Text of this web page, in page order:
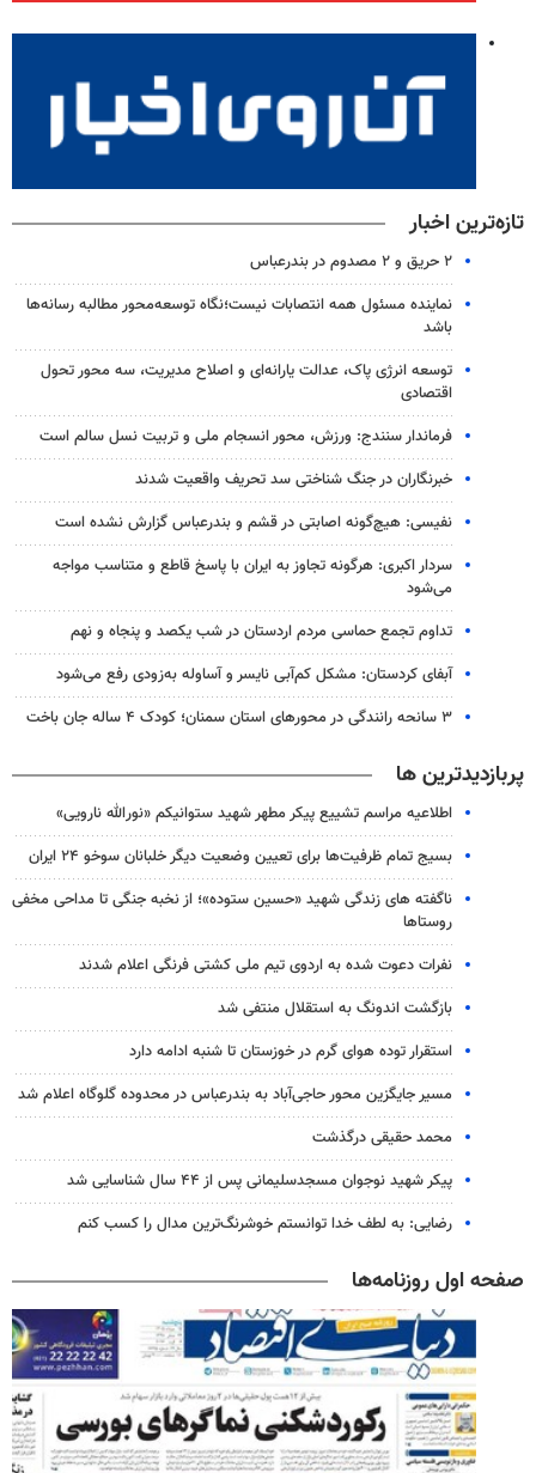
تازه‌ترین اخبار
۲ حریق و ۲ مصدوم در بندرعباس
نماینده مسئول همه انتصابات نیست؛نگاه توسعه‌محور مطالبه رسانه‌ها
باشد
توسعه انرژی پاک، عدالت یارانه‌ای و اصلاح مدیریت، سه محور تحول
اقتصادی
فرماندار سنندج: ورزش، محور انسجام ملی و تربیت نسل سالم است
خبرنگاران در جنگ شناختی سد تحریف واقعیت شدند
نفیسی: هیچ‌گونه اصابتی در قشم و بندرعباس گزارش نشده است
سردار اکبری: هرگونه تجاوز به ایران با پاسخ قاطع و متناسب مواجه
می‌شود
تداوم تجمع حماسی مردم اردستان در شب یکصد و پنجاه و نهم
آبفای کردستان: مشکل کم‌آبی نایسر و آساوله به‌زودی رفع می‌شود
۳ سانحه رانندگی در محورهای استان سمنان؛ کودک ۴ ساله جان باخت
پربازدیدترین ها
اطلاعیه مراسم تشییع پیکر مطهر شهید ستوانیکم «نورالله نارویی»
بسیج تمام ظرفیت‌ها برای تعیین وضعیت دیگر خلبانان سوخو ۲۴ ایران
ناگفته های زندگی شهید «حسین ستوده»؛ از نخبه جنگی تا مداحی مخفی
روستاها
نفرات دعوت شده به اردوی تیم ملی کشتی فرنگی اعلام شدند
بازگشت اندونگ به استقلال منتفی شد
استقرار توده هوای گرم در خوزستان تا شنبه ادامه دارد
مسیر جایگزین محور حاجی‌آباد به بندرعباس در محدوده گلوگاه اعلام شد
محمد حقیقی درگذشت
پیکر شهید نوجوان مسجدسلیمانی پس از ۴۴ سال شناسایی شد
رضایی: به لطف خدا توانستم خوشرنگ‌ترین مدال را کسب کنم
صفحه اول روزنامه‌ها